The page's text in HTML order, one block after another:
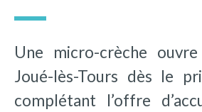
Une micro-crèche
Joué-lès-Tours dès le
complétant l’offre